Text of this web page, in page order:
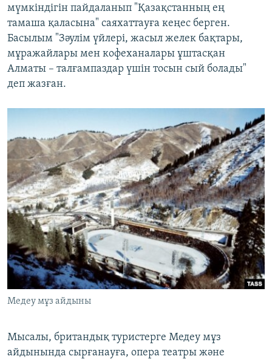
мүмкіндігін пайдаланып "Қазақстанның ең
тамаша қаласына" саяхаттауға кеңес берген.
Басылым "Зәулім үйлері, жасыл желек бақтары,
мұражайлары мен кофеханалары ұштасқан
Алматы – талғампаздар үшін тосын сый болады"
деп жазған.
Медеу мұз айдыны
Мысалы, британдық туристерге Медеу мұз
айдынында сырғанауға, опера театры және